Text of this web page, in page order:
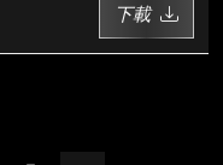
下載